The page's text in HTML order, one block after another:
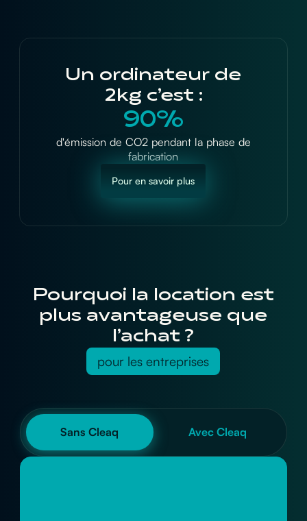
Un ordinateur de
2kg c’est :
pendant la phase de
de matières premières
combustibles, produits
Pour en savoir plus
Pourquoi la location est
plus avantageuse que
l’achat ?
pour les entreprises
Sans Cleaq Avec Cleaq